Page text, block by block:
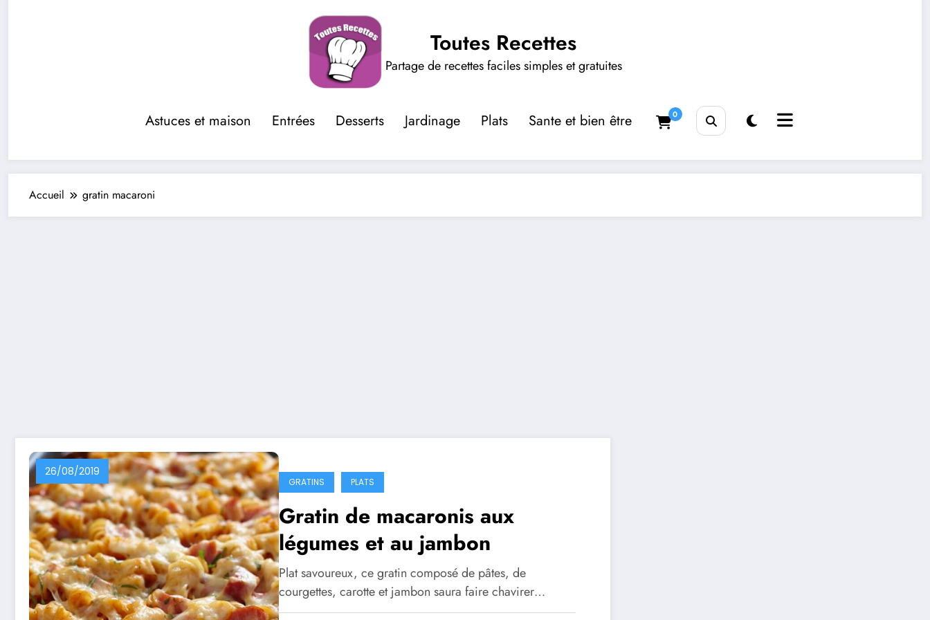
Toutes Recettes
Partage de recettes faciles simples et gratuites
Astuces et maison Entrées Desserts Jardinage Plats Sante et bien être 0
Accueil gratin macaroni
26/08/2019
GRATINS PLATS
Gratin de macaronis aux
légumes et au jambon
Plat savoureux, ce gratin composé de pâtes, de
courgettes, carotte et jambon saura faire chavirer…